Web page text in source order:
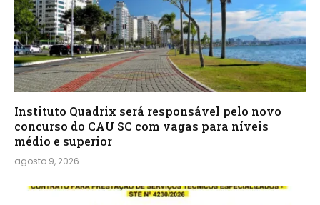
Instituto Quadrix será responsável pelo novo
concurso do CAU SC com vagas para níveis
médio e superior
agosto 9, 2026